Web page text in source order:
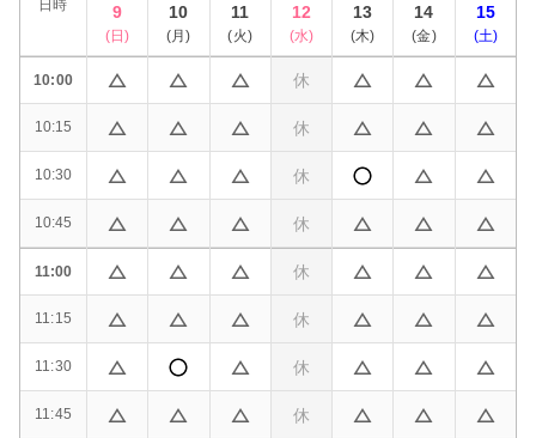
日時 9
(日)
10
(月)
11
(火)
12
(水)
13
(木)
14
(金)
15
(土)
10:00
10:15
10:30
10:45
11:00
11:15
11:30
11:45
休
休
休
休
休
休
休
休